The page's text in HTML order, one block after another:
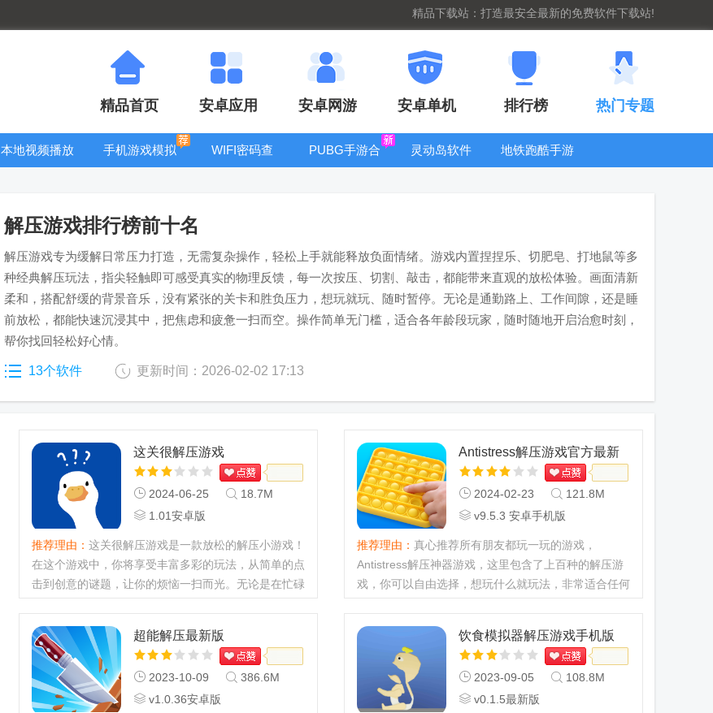
精品下载站：打造最安全最新的免费软件下载站!
精品首页 安卓应用 安卓网游 安卓单机 排行榜 热门专题
本地视频播放
手机游戏模拟
WIFI密码查
PUBG手游合
灵动岛软件
地铁跑酷手游
解压游戏排行榜前十名
解压游戏专为缓解日常压力打造，无需复杂操作，轻松上手就能释放负面情绪。游戏内置捏捏乐、切肥皂、打地鼠等多
种经典解压玩法，指尖轻触即可感受真实的物理反馈，每一次按压、切割、敲击，都能带来直观的放松体验。画面清新
柔和，搭配舒缓的背景音乐，没有紧张的关卡和胜负压力，想玩就玩、随时暂停。无论是通勤路上、工作间隙，还是睡
前放松，都能快速沉浸其中，把焦虑和疲惫一扫而空。操作简单无门槛，适合各年龄段玩家，随时随地开启治愈时刻，
帮你找回轻松好心情。
13个软件 更新时间：2026-02-02 17:13
这关很解压游戏
2024-06-25
18.7M
1.01安卓版
推荐理由： 这关很解压游戏是一款放松的解压小游戏！
在这个游戏中，你将享受丰富多彩的玩法，从简单的点
击到创意的谜题，让你的烦恼一扫而光。无论是在忙碌
这关很解压游戏介...
Antistress解压游戏官方最新
版
2024-02-23
121.8M
v9.5.3 安卓手机版
推荐理由： 真心推荐所有朋友都玩一玩的游戏，
Antistress解压神器游戏，这里包含了上百种的解压游
戏，你可以自由选择，想玩什么就玩法，非常适合任何
超能解压最新版
2023-10-09
386.6M
v1.0.36安卓版
饮食模拟器解压游戏手机版
2023-09-05
108.8M
v0.1.5最新版